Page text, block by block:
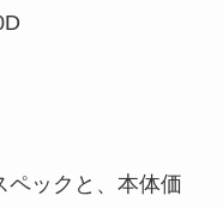
ペックと、本体価